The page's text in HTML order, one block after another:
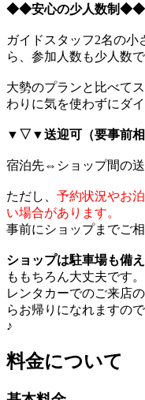
◆◆安心の少人数制◆◆
ガイドスタッフ2名の
ら、参加人数も少人数で
大勢のプランと比べて
わりに気を使わずにダ
▼▽▼送迎可（要事前
宿泊先⇔ショップ間の送
ただし、 予約状況やお
い場合があります。
事前にショップまでご相
ショップは駐車場も備
ももちろん大丈夫です。
レンタカーでのご来店
らお帰りになれますので
♪
料金について